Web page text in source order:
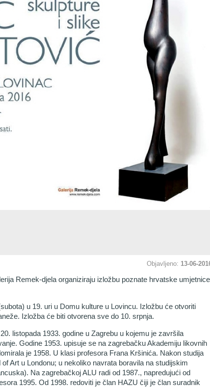
Objavljeno: 13-06-
Remek-djela organiziraju izložbu poznate hrvatske umjetnice
u 19. uri u Domu kulture u Lovincu. Izložbu će otvoriti
Izložba će biti otvorena sve do 10. srpnja.
listopada 1933. godine u Zagrebu u kojemu je završila
Godine 1953. upisuje se na zagrebačku Akademiju likovnih
je 1958. U klasi profesora Frana Kršinića. Nakon studija
Art u Londonu; u nekoliko navrata boravila na studijskim
Na zagrebačkoj ALU radi od 1987., napredujući od
1995. Od 1998. redoviti je član HAZU čiji je član suradnik